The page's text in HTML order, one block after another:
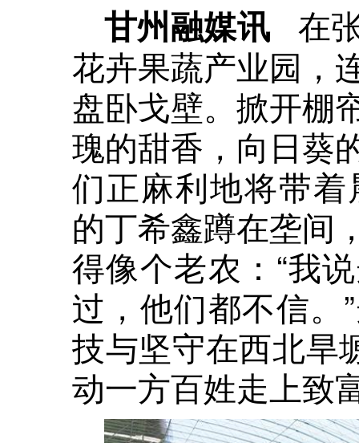
甘州融媒讯 在
花卉果蔬产业园，
盘卧戈壁。掀开棚
瑰的甜香，向日葵
们正麻利地将带
的丁希鑫蹲在垄间
得像个老农：“我
过，他们都不信。
技与坚守在西北旱
动一方百姓走上致